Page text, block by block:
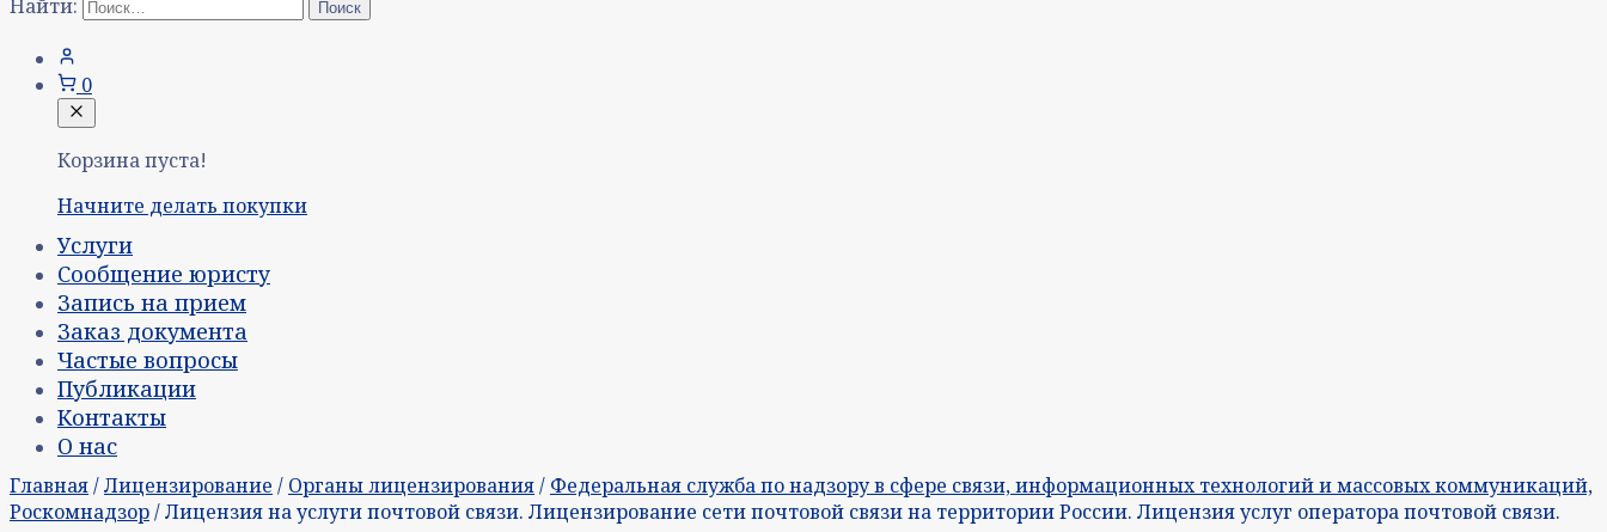
Найти:
0
Корзина пуста!
Начните делать покупки
Услуги
Сообщение юристу
Запись на прием
Заказ документа
Частые вопросы
Публикации
Контакты
О нас
Главная/Лицензирование / Органы лицензирования/ Федеральная служба по надзору в сфере связи, информационных технологий и массовых коммуникаций,
Роскомнадзор/ Лицензия на услуги почтовой связи. Лицензирование сети почтовой связи на территории России. Лицензия услуг оператора почтовой связи.